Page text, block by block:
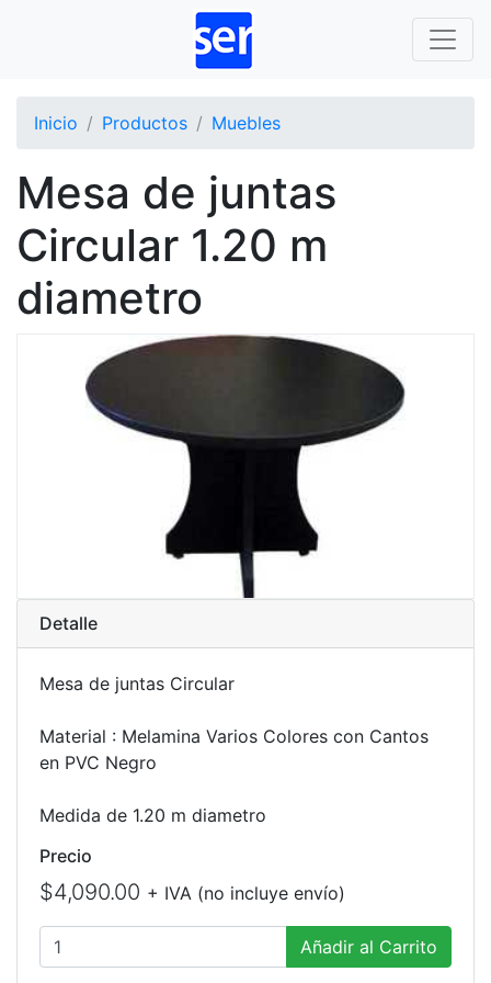
Inicio Productos Muebles
Mesa de juntas
Circular 1.20 m
diametro
Detalle
Mesa de juntas Circular
Material : Melamina Varios Colores con Cantos
en PVC Negro
Medida de 1.20 m diametro
Precio
$4,090.00 + IVA (no incluye envío)
Añadir al Carrito